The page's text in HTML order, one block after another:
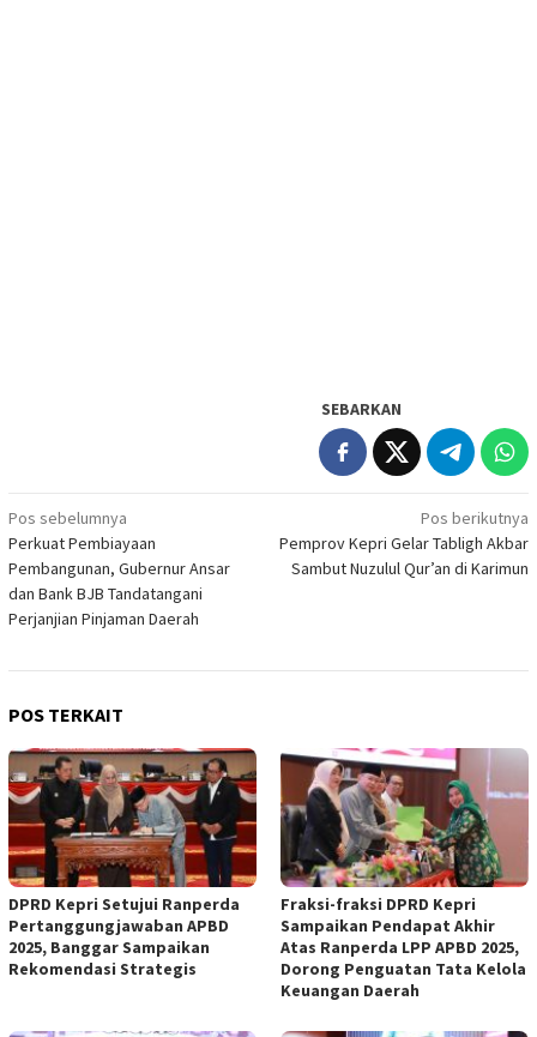
SEBARKAN
Navigasi
pos
Pos sebelumnya
Perkuat Pembiayaan
Pembangunan, Gubernur Ansar
dan Bank BJB Tandatangani
Perjanjian Pinjaman Daerah
Pos berikutnya
Pemprov Kepri Gelar Tabligh Akbar
Sambut Nuzulul Qur’an di Karimun
POS TERKAIT
DPRD Kepri Setujui Ranperda
Pertanggungjawaban APBD
2025, Banggar Sampaikan
Rekomendasi Strategis
Fraksi-fraksi DPRD Kepri
Sampaikan Pendapat Akhir
Atas Ranperda LPP APBD 2025,
Dorong Penguatan Tata Kelola
Keuangan Daerah